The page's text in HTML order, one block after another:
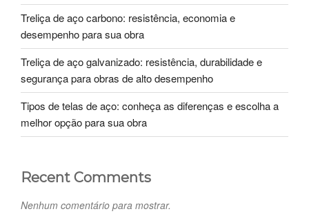
Treliça de aço carbono: resistência, economia e
desempenho para sua obra
Treliça de aço galvanizado: resistência, durabilidade e
segurança para obras de alto desempenho
Tipos de telas de aço: conheça as diferenças e escolha a
melhor opção para sua obra
Recent Comments
Nenhum comentário para mostrar.